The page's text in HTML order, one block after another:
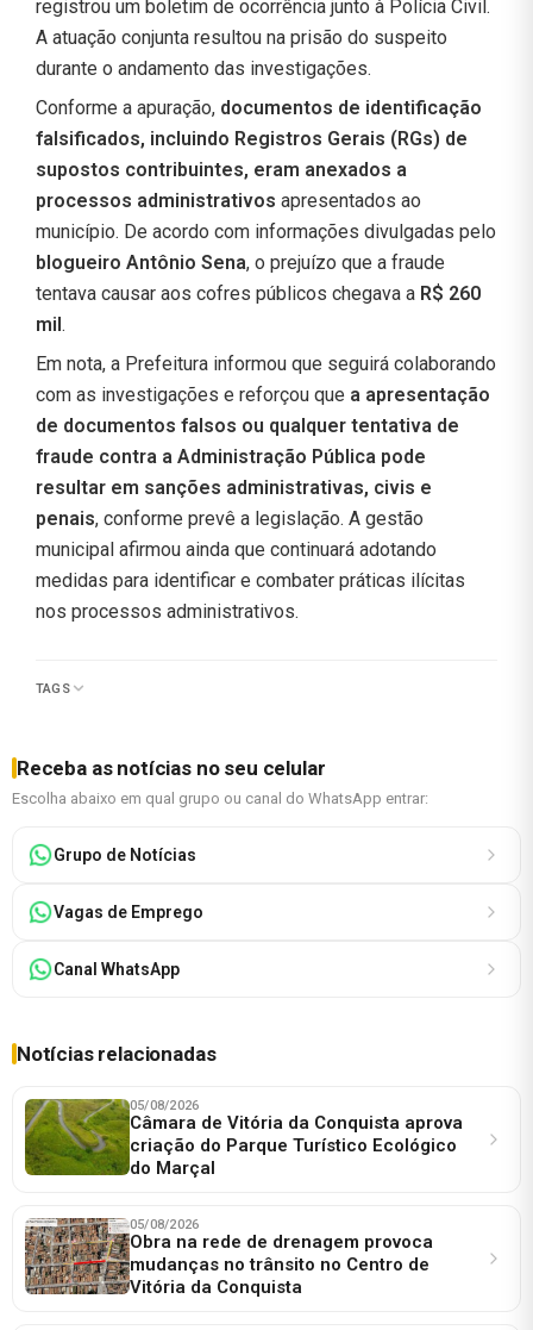
registrou um boletim de ocorrência junto à Polícia Civil.
A atuação conjunta resultou na prisão do suspeito
durante o andamento das investigações.
Conforme a apuração, documentos de identificação
falsificados, incluindo Registros Gerais (RGs) de
supostos contribuintes, eram anexados a
processos administrativos apresentados ao
município. De acordo com informações divulgadas pelo
blogueiro Antônio Sena, o prejuízo que a fraude
tentava causar aos cofres públicos chegava a R$ 260
mil.
Em nota, a Prefeitura informou que seguirá colaborando
com as investigações e reforçou que a apresentação
de documentos falsos ou qualquer tentativa de
fraude contra a Administração Pública pode
resultar em sanções administrativas, civis e
penais, conforme prevê a legislação. A gestão
municipal afirmou ainda que continuará adotando
medidas para identificar e combater práticas ilícitas
nos processos administrativos.
TAGS
Receba as notícias no seu celular
Escolha abaixo em qual grupo ou canal do WhatsApp entrar:
Grupo de Notícias
Vagas de Emprego
Canal WhatsApp
Notícias relacionadas
05/08/2026
Câmara de Vitória da Conquista aprova
criação do Parque Turístico Ecológico
do Marçal
05/08/2026
Obra na rede de drenagem provoca
mudanças no trânsito no Centro de
Vitória da Conquista